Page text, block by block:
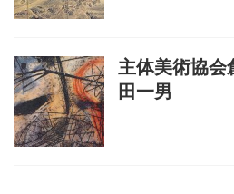
主体美術協会
田一男